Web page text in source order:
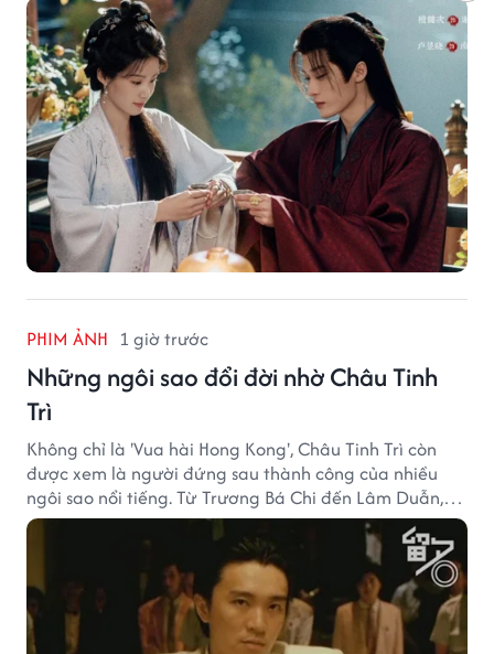
PHIM ẢNH 1 giờ trước
Những ngôi sao đổi đời nhờ Châu Tinh
Trì
Không chỉ là 'Vua hài Hong Kong', Châu Tinh Trì còn
được xem là người đứng sau thành công của nhiều
ngôi sao nổi tiếng. Từ Trương Bá Chi đến Lâm Duẫn,
không ít diễn viên đã bước sang trang mới trong sự
nghiệp nhờ cơ hội từ Châu Tinh Trì.